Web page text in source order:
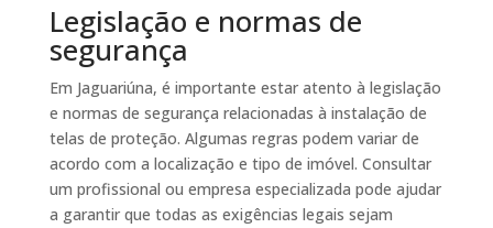
Legislação e normas de
segurança
Em Jaguariúna, é importante estar atento à legislação
e normas de segurança relacionadas à instalação de
telas de proteção. Algumas regras podem variar de
acordo com a localização e tipo de imóvel. Consultar
um profissional ou empresa especializada pode ajudar
a garantir que todas as exigências legais sejam